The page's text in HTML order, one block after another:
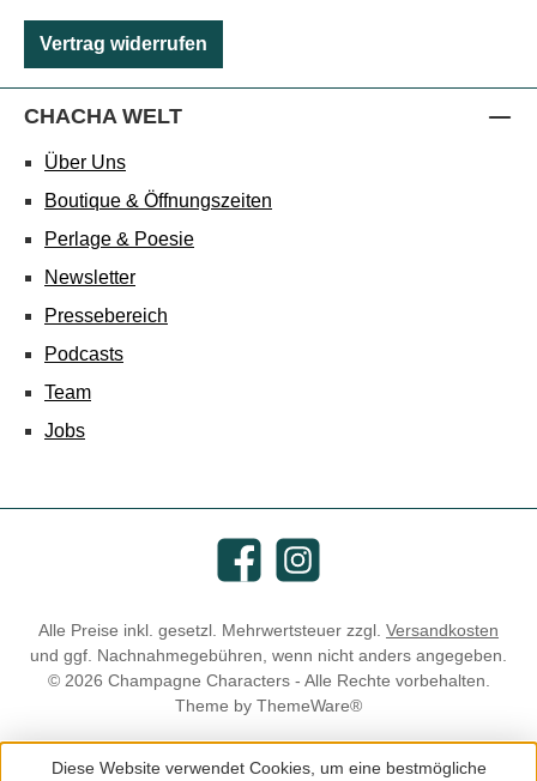
Vertrag widerrufen
CHACHA WELT
Über Uns
Boutique & Öffnungszeiten
Perlage & Poesie
Newsletter
Pressebereich
Podcasts
Team
Jobs
FacebookInstagram
Alle Preise inkl. gesetzl. Mehrwertsteuer zzgl. Versandkosten
und ggf. Nachnahmegebühren, wenn nicht anders angegeben.
© 2026 Champagne Characters - Alle Rechte vorbehalten.
Theme by ThemeWare®
Diese Website verwendet Cookies, um eine bestmögliche